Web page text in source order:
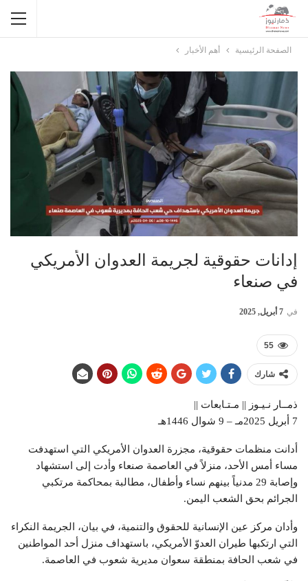
الصفحة الرئيسية أهم الأخبار
إدانات حقوقية لجريمة العدوان الأمريكي
في صنعاء
في 7 أبريل, 2025
55
شارك
ذمــار نـيـوز || مـتـابعات ||
7 أبريل 2025مـ – 9 شوال 1446هـ
أدانت منظمات حقوقية، مجزرة العدوان الأمريكي التي استهدفت
مساء أمس الأحد، منزلاً في العاصمة صنعاء وأدت إلى استشهاد
وإصابة 29 مدنياً بينهم نساء وأطفال، مطالبة بمحاكمة مرتكبي
الجرائم بحق الشعب اليمن.
وأدان مركز عين الإنسانية للحقوق والتنمية، في بيان، الجريمة النكراء
التي ارتكبها طيران العدوّ الأمريكي، باستهداف منزل أحد المواطنين
في شعب الحافة بمنطقة سعوان مديرية شعوب في العاصمة.